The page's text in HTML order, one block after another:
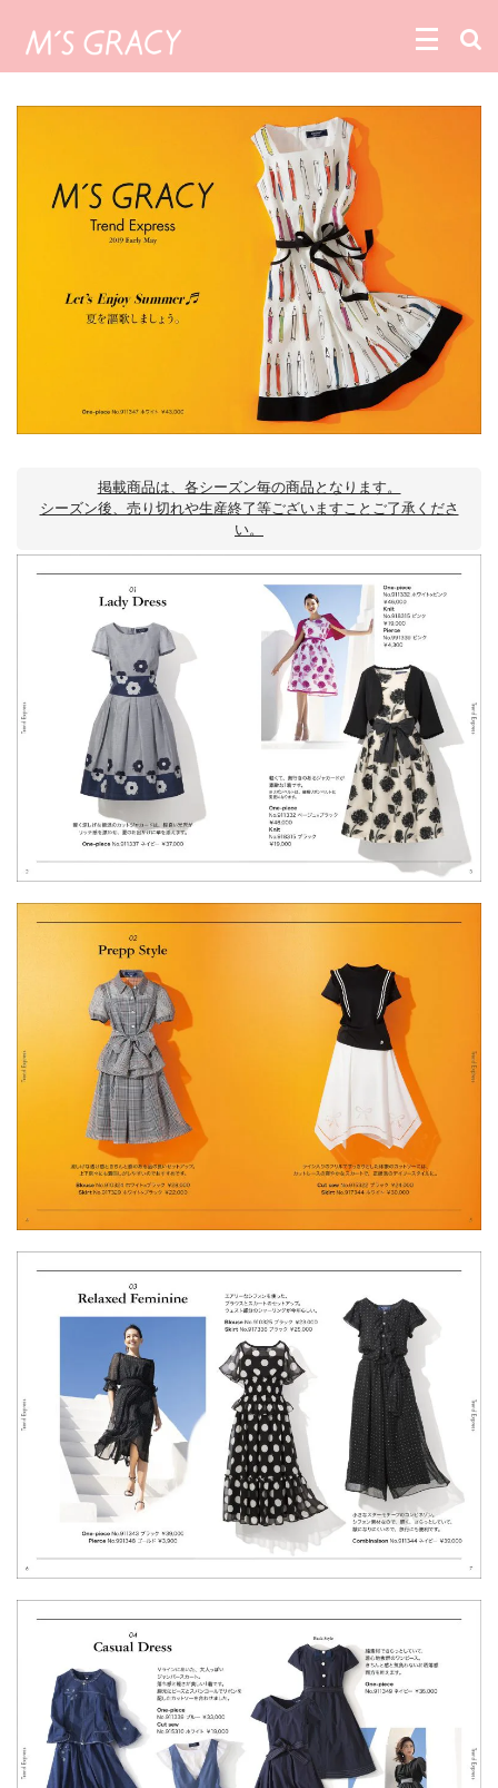
掲載商品は、各シーズン毎の商品となります。
シーズン後、売り切れや生産終了等ございますことご了承くださ
い。